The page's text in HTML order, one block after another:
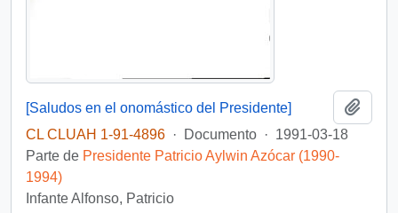
[Saludos en el onomástico del Presidente]
CL CLUAH 1-91-4896 · Documento · 1991-03-18
Parte de Presidente Patricio Aylwin Azócar (1990-
1994)
Infante Alfonso, Patricio